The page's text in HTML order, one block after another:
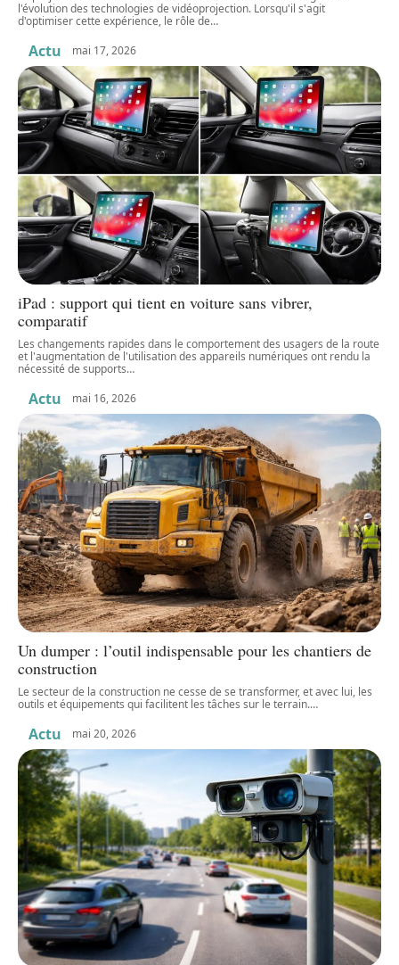
l'évolution des technologies de vidéoprojection. Lorsqu'il s'agit
d'optimiser cette expérience, le rôle de…
Actu mai 17, 2026
iPad : support qui tient en voiture sans vibrer,
comparatif
Les changements rapides dans le comportement des usagers de la route
et l'augmentation de l'utilisation des appareils numériques ont rendu la
nécessité de supports…
Actu mai 16, 2026
Un dumper : l’outil indispensable pour les chantiers de
construction
Le secteur de la construction ne cesse de se transformer, et avec lui, les
outils et équipements qui facilitent les tâches sur le terrain.…
Actu mai 20, 2026